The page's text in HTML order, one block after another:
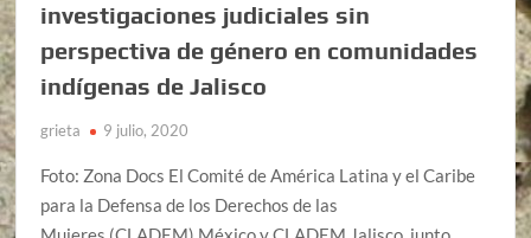
investigaciones judiciales sin
perspectiva de género en comunidades
indígenas de Jalisco
grieta 9 julio, 2020
Foto: Zona Docs El Comité de América Latina y el Caribe
para la Defensa de los Derechos de las